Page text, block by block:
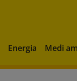
Energia Medi